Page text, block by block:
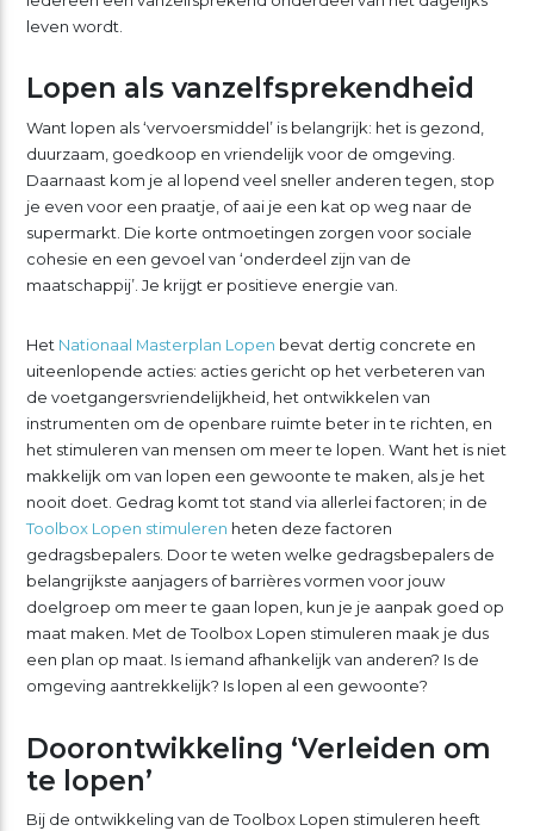
leven wordt.
Lopen als vanzelfsprekendheid
Want lopen als ‘vervoersmiddel’ is belangrijk: het is gezond,
duurzaam, goedkoop en vriendelijk voor de omgeving.
Daarnaast kom je al lopend veel sneller anderen tegen, stop
je even voor een praatje, of aai je een kat op weg naar de
supermarkt. Die korte ontmoetingen zorgen voor sociale
cohesie en een gevoel van ‘onderdeel zijn van de
maatschappij’. Je krijgt er positieve energie van.
Het Nationaal Masterplan Lopen bevat dertig concrete en
uiteenlopende acties: acties gericht op het verbeteren van
de voetgangersvriendelijkheid, het ontwikkelen van
instrumenten om de openbare ruimte beter in te richten, en
het stimuleren van mensen om meer te lopen. Want het is niet
makkelijk om van lopen een gewoonte te maken, als je het
nooit doet. Gedrag komt tot stand via allerlei factoren; in de
Toolbox Lopen stimuleren heten deze factoren
gedragsbepalers. Door te weten welke gedragsbepalers de
belangrijkste aanjagers of barrières vormen voor jouw
doelgroep om meer te gaan lopen, kun je je aanpak goed op
maat maken. Met de Toolbox Lopen stimuleren maak je dus
een plan op maat. Is iemand afhankelijk van anderen? Is de
omgeving aantrekkelijk? Is lopen al een gewoonte?
Doorontwikkeling ‘Verleiden om
te lopen’
Bij de ontwikkeling van de Toolbox Lopen stimuleren heeft